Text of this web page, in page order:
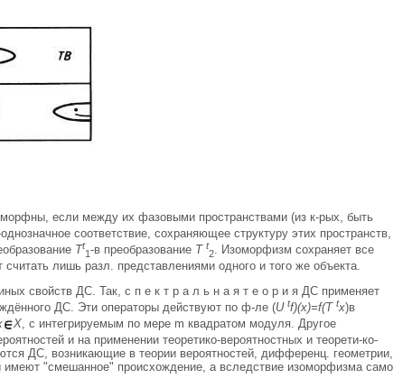
если между их фазовыми пространствами (из к-рых, быть
соответствие, сохраняющее структуру этих пространств,
Тt
1-в преобразование Т t
2. Изоморфизм сохраняет все
лишь разл. представлениями одного и того же объекта.
свойств ДС. Так, с п е к т р а л ь н а я т е о р и я ДС применяет
ДС. Эти операторы действуют по ф-ле (U tf)(х)=f(Т tх)в
X, с интегрируемым по мере m квадратом модуля. Другое
и на применении теоретико-вероятностных и теорети-ко-
ДС, возникающие в теории вероятностей, дифференц. геометрии,
"смешанное" происхождение, а вследствие изоморфизма само